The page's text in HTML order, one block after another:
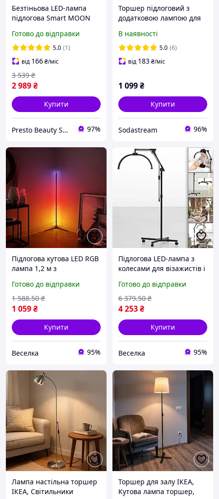
Безтіньова LED-лампа
підлогова Smart MOON
тримачем для телефону,
складана, півмісяць
Чорна
Готово до відправки
5.0 (1)
від 166₴/міс
2 989₴
3 539 ₴
Купити
Presto Beauty Shop 97%
Торшер підлоговий з
додатковою лампою для
лампами E27 , для
вітальні та спальні
В наявності
5.0 (6)
від 183₴/міс
1 099₴
Купити
Sodastream 96%
Підлогова кутова LED RGB
лампа 1,2 м з
керуванням для
затишного інтер'єру
FLAME
Готово до відправки
1 059₴
1 588.50 ₴
Купити
Веселка 95%
Підлогова LED-лампа з
колесами для візажистів і
Lm висота 145-205 см
FLAME
Готово до відправки
4 253₴
6 379.50 ₴
Купити
Веселка 95%
Лампа настільна торшер
ІКЕА, Світильники
Торшер для залу ІКЕА,
Кутова лампа торшер,